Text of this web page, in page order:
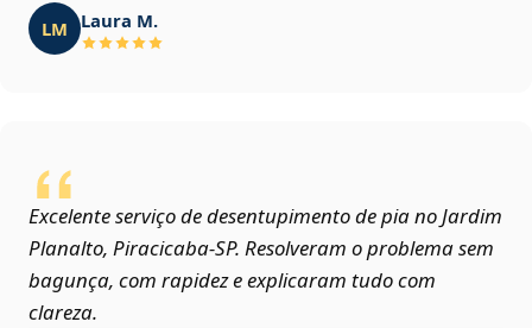
LM Laura M.
Excelente serviço de desentupimento de pia no Jardim
Planalto, Piracicaba‑SP. Resolveram o problema sem
bagunça, com rapidez e explicaram tudo com
clareza.